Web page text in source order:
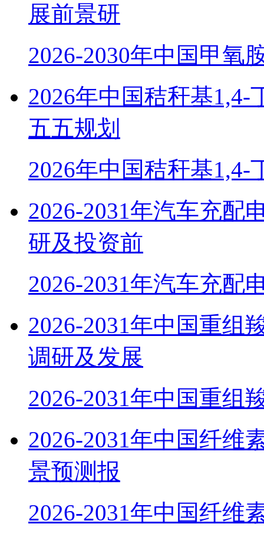
展前景研
2026-2030年中国甲氧
2026年中国秸秆基1,4-
五五规划
2026年中国秸秆基1,4-
2026-2031年汽车充配
研及投资前
2026-2031年汽车充配
2026-2031年中国重组
调研及发展
2026-2031年中国重组
2026-2031年中国纤维
景预测报
2026-2031年中国纤维